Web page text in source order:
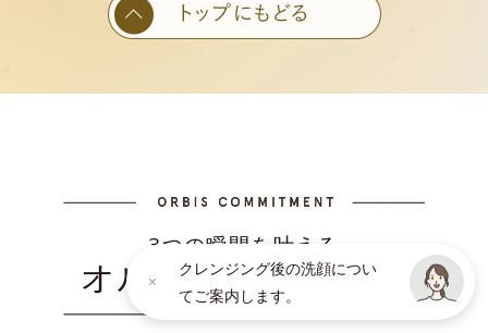
3つの瞬間を叶える
オルビスのこだわり
クレンジング後の洗顔につい
てご案内します。